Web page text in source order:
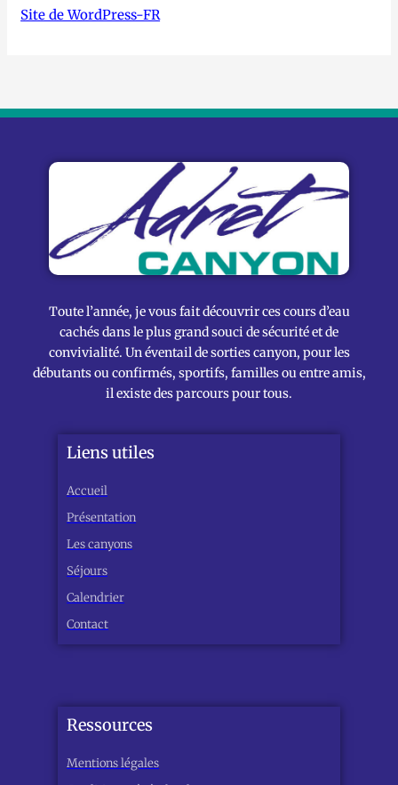
Site de WordPress-FR
Toute l’année, je vous fait découvrir ces cours d’eau
cachés dans le plus grand souci de sécurité et de
convivialité. Un éventail de sorties canyon, pour les
débutants ou confirmés, sportifs, familles ou entre amis,
il existe des parcours pour tous.
Liens utiles
Accueil
Présentation
Les canyons
Séjours
Calendrier
Contact
Ressources
Mentions légales